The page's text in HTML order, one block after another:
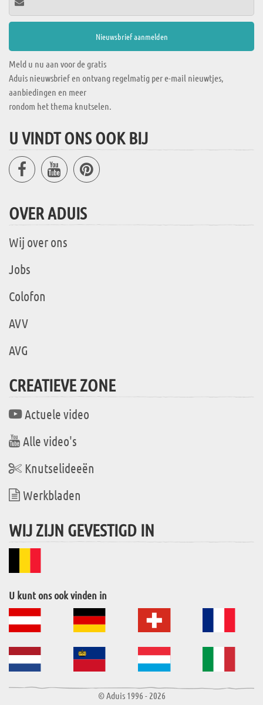
Meld u nu aan voor de gratis
Aduis nieuwsbrief en ontvang regelmatig per e-mail nieuwtjes,
aanbiedingen en meer
rondom het thema knutselen.
U VINDT ONS OOK BIJ
OVER ADUIS
Wij over ons
Jobs
Colofon
AVV
AVG
CREATIEVE ZONE
Actuele video
Alle video's
Knutselideeën
Werkbladen
WIJ ZIJN GEVESTIGD IN
U kunt ons ook vinden in
© Aduis 1996 - 2026